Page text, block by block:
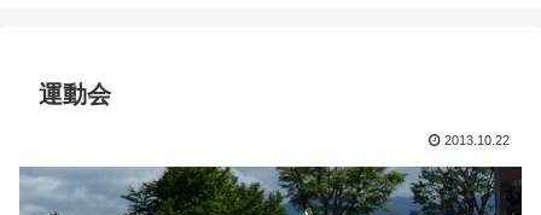
運動会
2013.10.22